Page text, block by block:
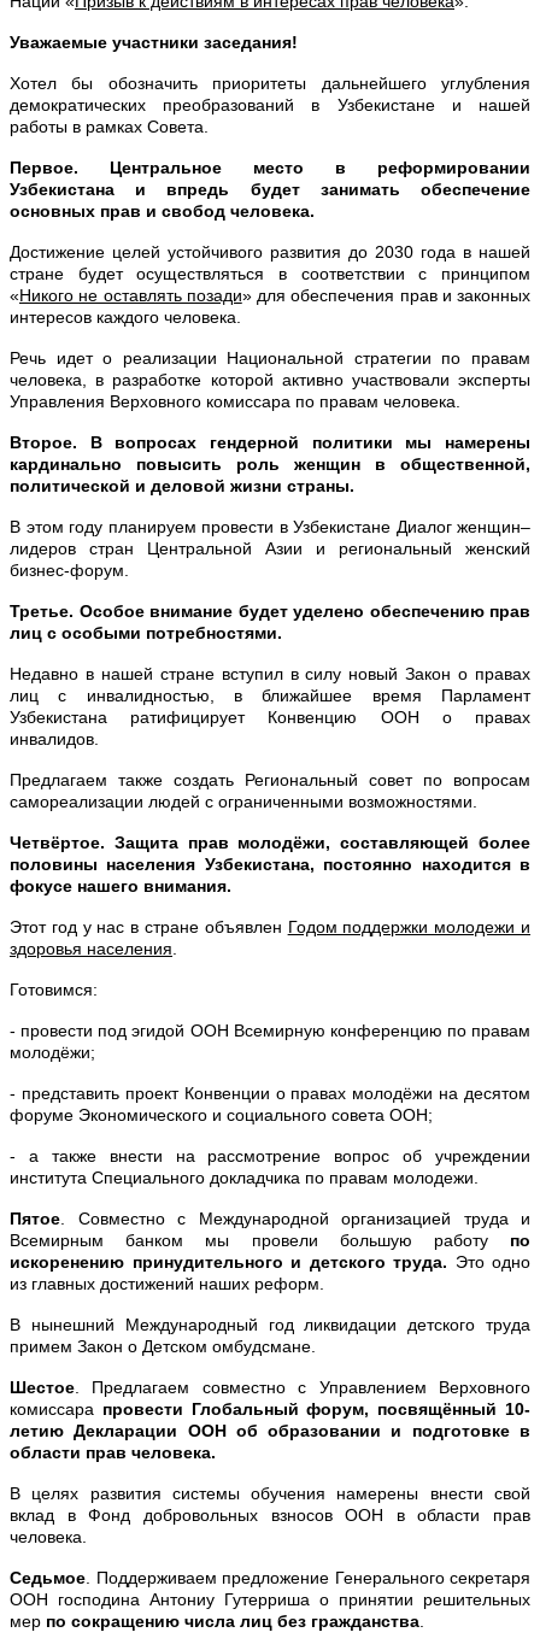
Уважаемые участники заседания!
Хотел бы обозначить приоритеты дальнейшего углубления
демократических преобразований в Узбекистане и нашей
работы в рамках Совета.
Первое. Центральное место в реформировании
Узбекистана и впредь будет занимать обеспечение
основных прав и свобод человека.
Достижение целей устойчивого развития до 2030 года в нашей
стране будет осуществляться в соответствии с принципом
«Никого не оставлять позади» для обеспечения прав и законных
интересов каждого человека.
Речь идет о реализации Национальной стратегии по правам
человека, в разработке которой активно участвовали эксперты
Управления Верховного комиссара по правам человека.
Второе. В вопросах гендерной политики мы намерены
кардинально повысить роль женщин в общественной,
политической и деловой жизни страны.
В этом году планируем провести в Узбекистане Диалог женщин–
лидеров стран Центральной Азии и региональный женский
бизнес-форум.
Третье. Особое внимание будет уделено обеспечению прав
лиц с особыми потребностями.
Недавно в нашей стране вступил в силу новый Закон о правах
лиц с инвалидностью, в ближайшее время Парламент
Узбекистана ратифицирует Конвенцию ООН о правах
инвалидов.
Предлагаем также создать Региональный совет по вопросам
самореализации людей с ограниченными возможностями.
Четвёртое. Защита прав молодёжи, составляющей более
половины населения Узбекистана, постоянно находится в
фокусе нашего внимания.
Этот год у нас в стране объявлен Годом поддержки молодежи и
здоровья населения
Готовимся:
- провести под эгидой ООН Всемирную конференцию по правам
молодёжи;
- представить проект Конвенции о правах молодёжи на десятом
форуме Экономического и социального совета ООН;
- а также внести на рассмотрение вопрос об учреждении
института Специального докладчика по правам молодежи.
Пятое . Совместно с Международной организацией труда и
Всемирным банком мы провели большую работу по
искоренению принудительного и детского труда. Это одно
из главных достижений наших реформ.
В нынешний Международный год ликвидации детского труда
примем Закон о Детском омбудсмане.
Шестое . Предлагаем совместно с Управлением Верховного
комиссара провести Глобальный форум, посвящённый 10-
летию Декларации ООН об образовании и подготовке в
области прав человека.
В целях развития системы обучения намерены внести свой
вклад в Фонд добровольных взносов ООН в области прав
человека.
Седьмое . Поддерживаем предложение Генерального секретаря
ООН господина Антониу Гутерриша о принятии решительных
мер по сокращению числа лиц без гражданства